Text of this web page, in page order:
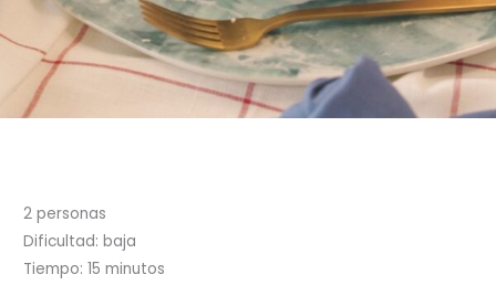
2 personas
Dificultad: baja
Tiempo: 15 minutos